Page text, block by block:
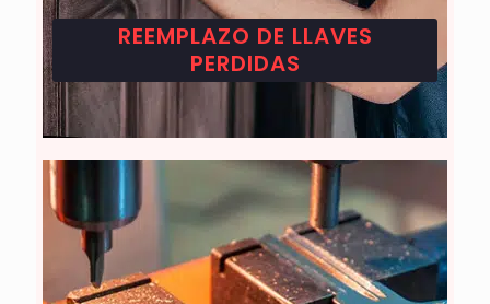
REEMPLAZO DE LLAVES
PERDIDAS